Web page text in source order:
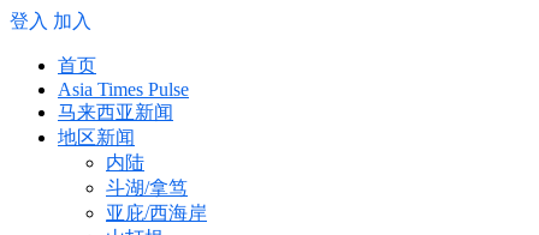
登入 加入
首页
Asia Times Pulse
马来西亚新闻
地区新闻
内陆
斗湖/拿笃
亚庇/西海岸